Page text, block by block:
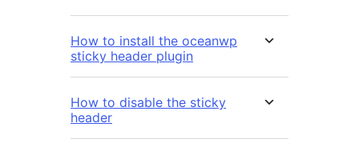
How to install the oceanwp
sticky header plugin
How to disable the sticky
header